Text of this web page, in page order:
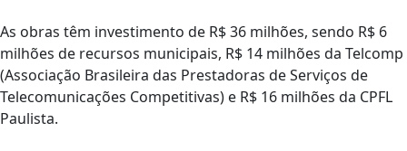
As obras têm investimento de R$ 36 milhões, sendo R$ 6
milhões de recursos municipais, R$ 14 milhões da Telcomp
(Associação Brasileira das Prestadoras de Serviços de
Telecomunicações Competitivas) e R$ 16 milhões da CPFL
Paulista.